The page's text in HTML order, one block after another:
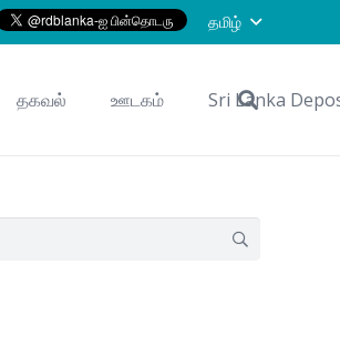
தமிழ்
தகவல் ஊடகம் Sri Lanka